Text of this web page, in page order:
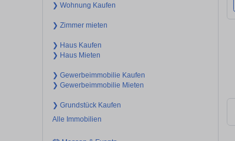
❯ Wohnung Kaufen
❯ Zimmer mieten
❯ Haus Kaufen
❯ Haus Mieten
❯ Gewerbeimmobilie Kaufen
❯ Gewerbeimmobilie Mieten
❯ Grundstück Kaufen
Alle Immobilien